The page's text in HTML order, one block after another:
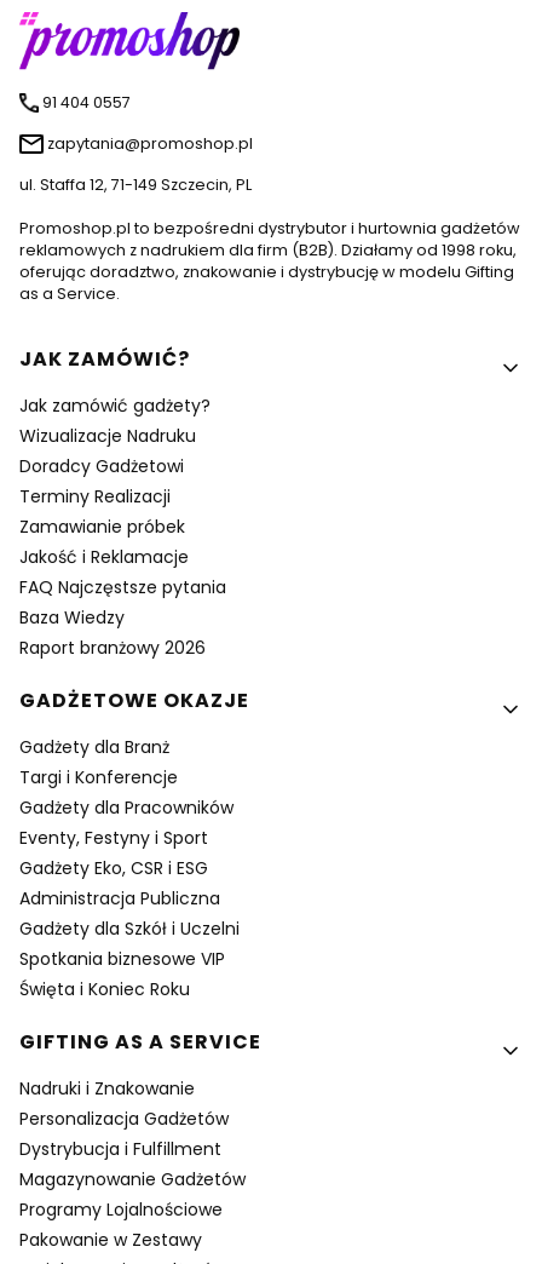
91 404 0557
zapytania@promoshop.pl
ul. Staffa 12, 71-149 Szczecin, PL
Promoshop.pl to bezpośredni dystrybutor i hurtownia gadżetów
reklamowych z nadrukiem dla firm (B2B). Działamy od 1998 roku,
oferując doradztwo, znakowanie i dystrybucję w modelu Gifting
as a Service.
Linki w stopce
JAK ZAMÓWIĆ?
Jak zamówić gadżety?
Wizualizacje Nadruku
Doradcy Gadżetowi
Terminy Realizacji
Zamawianie próbek
Jakość i Reklamacje
FAQ Najczęstsze pytania
Baza Wiedzy
Raport branżowy 2026
GADŻETOWE OKAZJE
Gadżety dla Branż
Targi i Konferencje
Gadżety dla Pracowników
Eventy, Festyny i Sport
Gadżety Eko, CSR i ESG
Administracja Publiczna
Gadżety dla Szkół i Uczelni
Spotkania biznesowe VIP
Święta i Koniec Roku
GIFTING AS A SERVICE
Nadruki i Znakowanie
Personalizacja Gadżetów
Dystrybucja i Fulfillment
Magazynowanie Gadżetów
Programy Lojalnościowe
Pakowanie w Zestawy